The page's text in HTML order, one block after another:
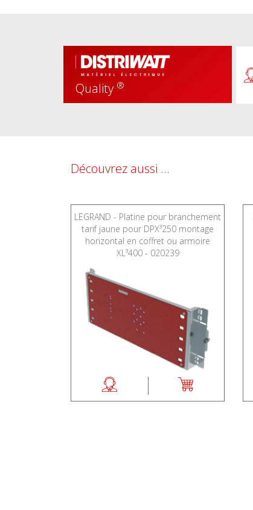
Quality ®
Découvrez aussi ...
LEGRAND - Platine pour branchement
tarif jaune pour DPX³250 montage
horizontal en coffret ou armoire
XL³400 - 020239